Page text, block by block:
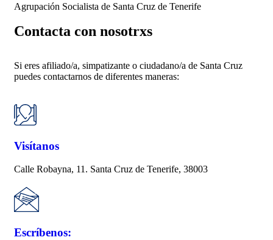
Agrupación Socialista de Santa Cruz de Tenerife
Contacta con nosotrxs
Si eres afiliado/a, simpatizante o ciudadano/a de Santa Cruz
puedes contactarnos de diferentes maneras:
Visítanos
Calle Robayna, 11. Santa Cruz de Tenerife, 38003
Escríbenos: